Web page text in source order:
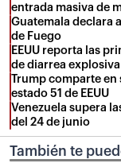
entrada masiva de
Guatemala declara
de Fuego
EEUU reporta las
de diarrea
Trump comparte en
estado 51 de EEUU
Venezuela supera
del 24 de junio
También te